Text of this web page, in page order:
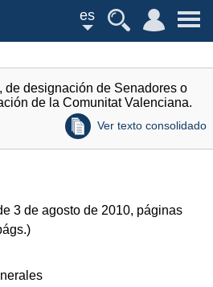
es
de designación de Senadores o
de la Comunitat Valenciana.
Ver texto consolidado
3 de agosto de 2010, páginas
)